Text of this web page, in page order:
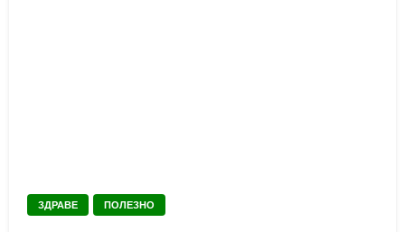
ЗДРАВЕ ПОЛЕЗНО